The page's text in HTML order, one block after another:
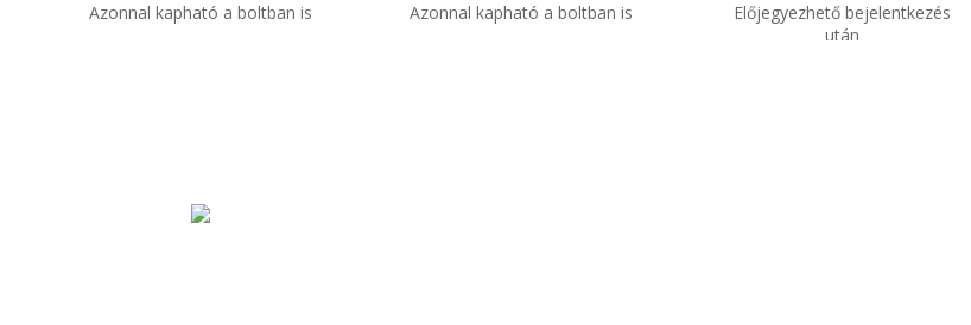
Azonnal kapható a boltban is
Azonnal kapható a boltban is
Előjegyezhető bejelentkezés
után